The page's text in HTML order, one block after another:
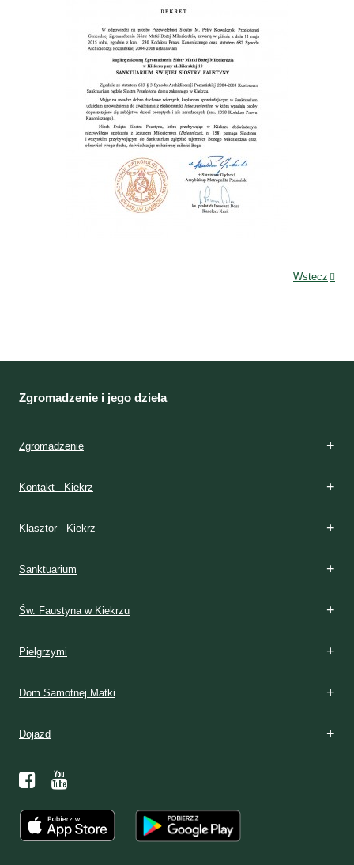
Wstecz
Zgromadzenie i jego dzieła
Zgromadzenie
Kontakt - Kiekrz
Klasztor - Kiekrz
Sanktuarium
Św. Faustyna w Kiekrzu
Pielgrzymi
Dom Samotnej Matki
Dojazd